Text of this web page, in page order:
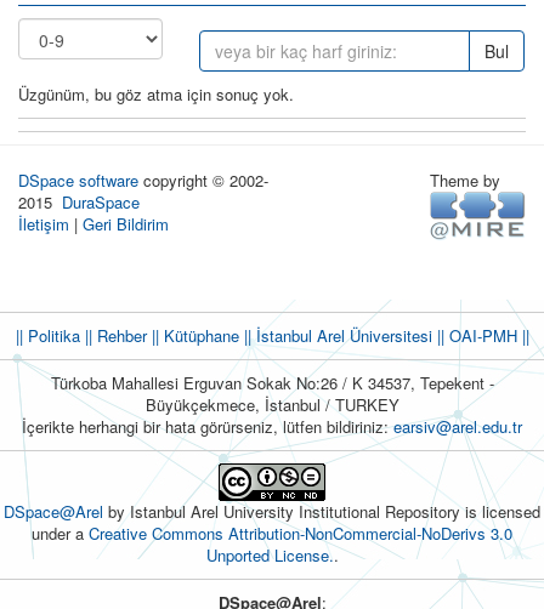
Bul
Üzgünüm, bu göz atma için sonuç yok.
DSpace software copyright © 2002-
2015 DuraSpace
İletişim | Geri Bildirim
Theme by
|| Politika|| Rehber|| Kütüphane|| İstanbul Arel Üniversitesi ||OAI-PMH ||
Türkoba Mahallesi Erguvan Sokak No:26 / K 34537, Tepekent -
Büyükçekmece, İstanbul / TURKEY
İçerikte herhangi bir hata görürseniz, lütfen bildiriniz:earsiv@arel.edu.tr
DSpace@Arel by Istanbul Arel University Institutional Repository is licensed
under a Creative Commons Attribution-NonCommercial-NoDerivs 3.0
Unported License..
DSpace@Arel: